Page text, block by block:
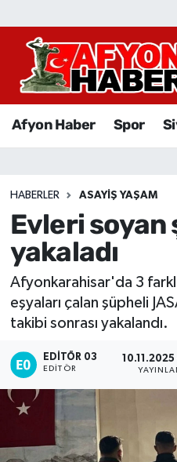
Afyon Haber Spor
HABERLER ASAYIŞ YAŞAM
Evleri soyan
yakaladı
Afyonkarahisar'da 3
eşyaları çalan şüpheli
takibi sonrası yakalandı.
EDITÖR 03
EDITÖR
Afyon Haber
Sağlık
Eğitim
Sivil Toplum
Etkinlikler